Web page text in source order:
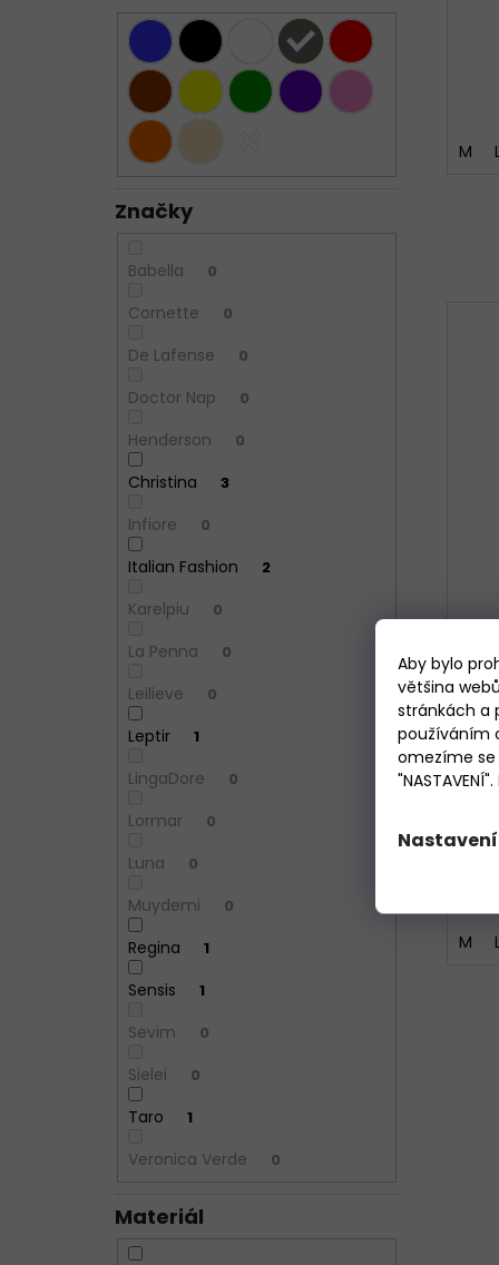
Aby bylo
většina
stránkách a
používáním
omezíme se
"NASTAVENÍ".
Nastavení
Značky
Babella 0
Cornette 0
De Lafense 0
Doctor Nap 0
Henderson 0
Christina 3
Infiore 0
Italian Fashion 2
Karelpiu 0
La Penna 0
Leilieve 0
Leptir 1
LingaDore 0
Lormar 0
Luna 0
Muydemi 0
Regina 1
Sensis 1
Sevim 0
Sielei 0
Taro 1
Veronica Verde 0
Materiál
M
M